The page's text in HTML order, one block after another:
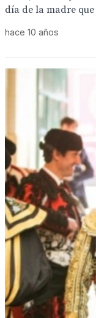
día de la madre
hace 10 años